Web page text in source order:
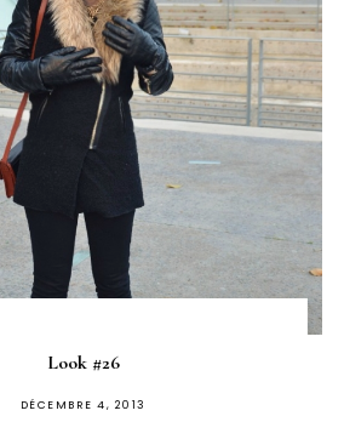
Look #26
PUBLIÉ
DÉCEMBRE 4, 2013